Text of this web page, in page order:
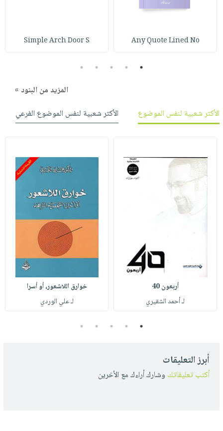
مناسبات
فيديوهات
يتكرر
طرحها
كتابك
تواصل
نشرة
Any Quote Lined No
Simple Arch Door S
1
2
3
4
5
المزيد من البنود »
الأكثر شعبية لنفس الموضوع
الأكثر شعبية لنفس الموضوع الفرعي
أربعون 40
لـ أحمد الشقيري
خوارق اللاشعور، أو أسرا
لـ علي الوردي
1
2
3
4
5
أبرز التعليقات
أكتب تعليقاتك وشارك أراءك مع الأخرين